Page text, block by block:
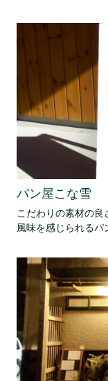
パン屋こな雪
こだわりの素材の
風味を感じられるパ